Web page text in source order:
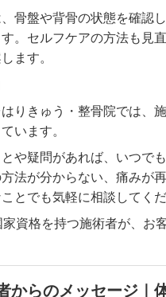
骨盤や背骨の状態を確認
。セルフケアの方法も見
ます。
りきゅう・整骨院では、
います。
や疑問があれば、いつで
法が分からない、痛みが
とでも気軽に相談してくだ
資格を持つ施術者が、お
からのメッセージ｜